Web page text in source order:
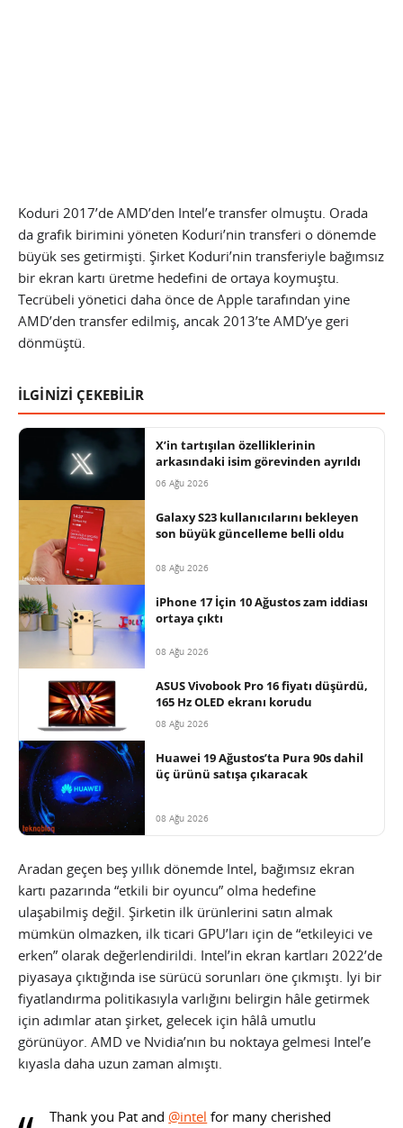
Koduri 2017’de AMD’den Intel’e transfer olmuştu. Orada
da grafik birimini yöneten Koduri’nin transferi o dönemde
büyük ses getirmişti. Şirket Koduri’nin transferiyle bağımsız
bir ekran kartı üretme hedefini de ortaya koymuştu.
Tecrübeli yönetici daha önce de Apple tarafından yine
AMD’den transfer edilmiş, ancak 2013’te AMD’ye geri
dönmüştü.
İLGİNİZİ ÇEKEBİLİR
X’in tartışılan özelliklerinin
arkasındaki isim görevinden ayrıldı
06 Ağu 2026
Galaxy S23 kullanıcılarını bekleyen
son büyük güncelleme belli oldu
08 Ağu 2026
iPhone 17 İçin 10 Ağustos zam iddiası
ortaya çıktı
08 Ağu 2026
ASUS Vivobook Pro 16 fiyatı düşürdü,
165 Hz OLED ekranı korudu
08 Ağu 2026
Huawei 19 Ağustos’ta Pura 90s dahil
üç ürünü satışa çıkaracak
08 Ağu 2026
Aradan geçen beş yıllık dönemde Intel, bağımsız ekran
kartı pazarında “etkili bir oyuncu” olma hedefine
ulaşabilmiş değil. Şirketin ilk ürünlerini satın almak
mümkün olmazken, ilk ticari GPU’ları için de “etkileyici ve
erken” olarak değerlendirildi. Intel’in ekran kartları 2022’de
piyasaya çıktığında ise sürücü sorunları öne çıkmıştı. İyi bir
fiyatlandırma politikasıyla varlığını belirgin hâle getirmek
için adımlar atan şirket, gelecek için hâlâ umutlu
görünüyor. AMD ve Nvidia’nın bu noktaya gelmesi Intel’e
kıyasla daha uzun zaman almıştı.
Thank you Pat and @intel for many cherished